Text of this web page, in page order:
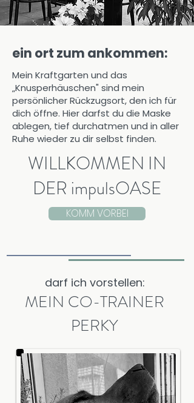
ein ort zum ankommen:
Mein Kraftgarten und das
„Knusperhäuschen" sind mein
persönlicher Rückzugsort, den ich für
dich öffne. Hier darfst du die Maske
ablegen, tief durchatmen und in aller
Ruhe wieder zu dir selbst finden.
WILLKOMMEN IN
DER impulsOASE
KOMM VORBEI
darf ich vorstellen:
MEIN CO-TRAINER
PERKY